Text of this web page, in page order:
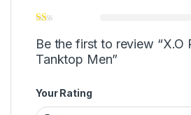
Be the first to review “X.O
Tanktop Men”
Your Rating